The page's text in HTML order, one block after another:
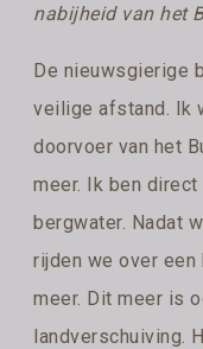
nabijheid van het
De nieuwsgierige
veilige afstand. Ik
doorvoer van het
meer. Ik ben
bergwater. Nadat
rijden we over een
meer. Dit meer is
landverschuiving.